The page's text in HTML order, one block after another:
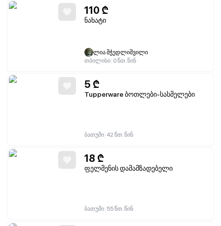
110 ₾
ნახატი
ლია მჭედლიშვილი
თბილისი 0 წთ. წინ
5 ₾
Tupperware ბოთლები-სასმელები
ბათუმი 42 წთ. წინ
18 ₾
ფელმენის დამამზადებელი
ბათუმი 55 წთ. წინ